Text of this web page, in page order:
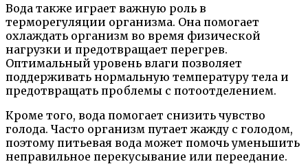
Вода также играет важную роль в
терморегуляции организма. Она помогает
охлаждать организм во время физической
нагрузки и предотвращает перегрев.
Оптимальный уровень влаги позволяет
поддерживать нормальную температуру тела и
предотвращать проблемы с потоотделением.
Кроме того, вода помогает снизить чувство
голода. Часто организм путает жажду с голодом,
поэтому питьевая вода может помочь уменьшить
неправильное перекусывание или переедание.